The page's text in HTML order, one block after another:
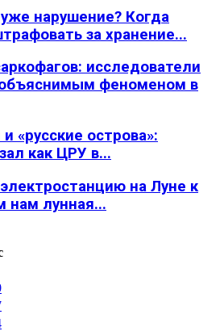
нарушение? Когда
за хранение...
исследователи
феноменом в
«русские острова»:
как ЦРУ в...
на Луне к
нам лунная...